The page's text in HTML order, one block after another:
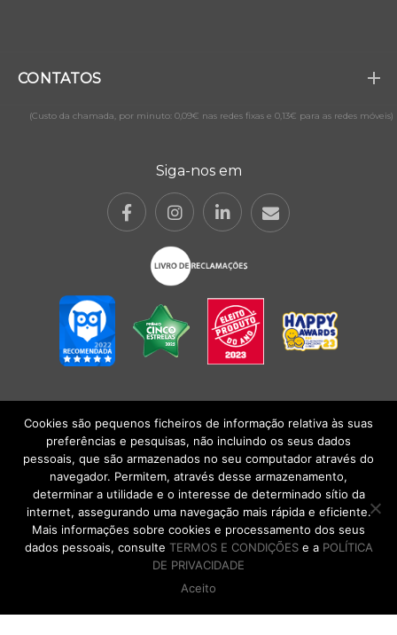
CONTATOS
(Custo da chamada, por minuto: 0,09€ nas redes fixas e 0,13€ para as redes móveis)
Siga-nos em
POLÍTICA DE PRIVACIDADE|TERMOS E CONDIÇÕESlCONDIÇÕES
GERAIS DE VENDA| Alberto Oculista, SA 2026. Todos os direitos reservados.
DE VOLTA AO TOPO
Cookies são pequenos ficheiros de informação relativa às suas
preferências e pesquisas, não incluindo os seus dados
pessoais, que são armazenados no seu computador através do
navegador. Permitem, através desse armazenamento,
determinar a utilidade e o interesse de determinado sítio da
internet, assegurando uma navegação mais rápida e eficiente.
Mais informações sobre cookies e processamento dos seus
dados pessoais, consulte TERMOS E CONDIÇÕESe a POLÍTICA
DE PRIVACIDADE
Aceito